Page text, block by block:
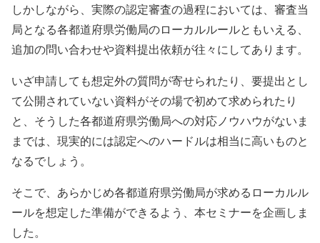
しかしながら、実際の認定審査の過程においては、審査当
局となる各都道府県労働局のローカルルールともいえる、
追加の問い合わせや資料提出依頼が往々にしてあります。
いざ申請しても想定外の質問が寄せられたり、要提出とし
て公開されていない資料がその場で初めて求められたり
と、そうした各都道府県労働局への対応ノウハウがないま
までは、現実的には認定へのハードルは相当に高いものと
なるでしょう。
そこで、あらかじめ各都道府県労働局が求めるローカルル
ールを想定した準備ができるよう、本セミナーを企画しま
した。